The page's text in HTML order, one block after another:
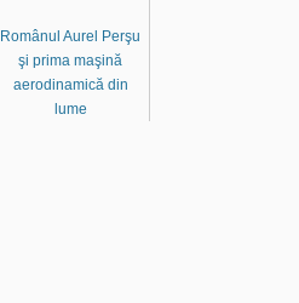
Românul Aurel Perşu
şi prima maşină
aerodinamică din
lume